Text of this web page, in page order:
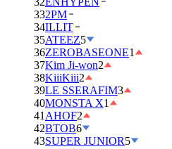
332PM
34ILLIT
35ATEEZ5
36ZEROBASEONE1
37Kim Ji-won2
38KiiiKiii2
39LE SSERAFIM3
40MONSTA X1
41 AHOF2
42BTOB6
43SUPER JUNIOR5